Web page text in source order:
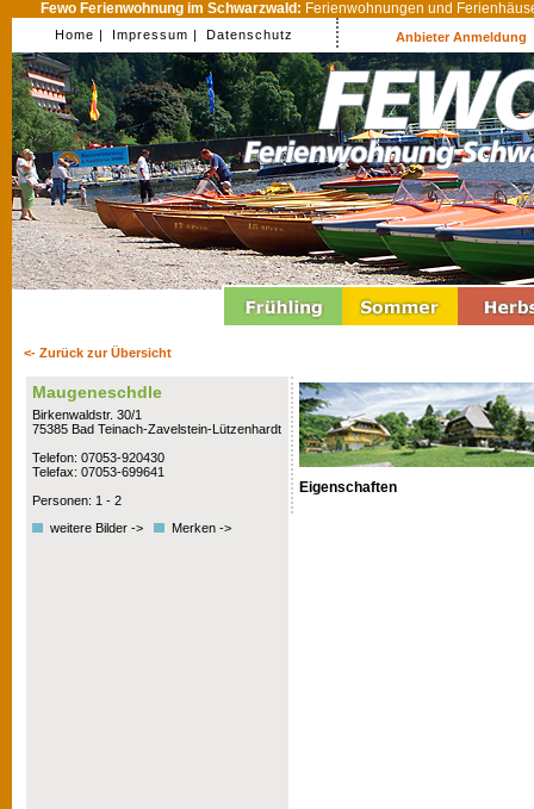
Fewo Ferienwohnung im Schwarzwald: Ferienwohnungen und
Home | Impressum | Datenschutz Anbieter Anmeldung
<- Zurück zur Übersicht
Maugeneschdle
Birkenwaldstr. 30/1
75385 Bad Teinach-Zavelstein-Lützenhardt
Telefon: 07053-920430
Telefax: 07053-699641
Personen: 1 - 2
weitere Bilder ->
Merken ->
Eigenschaften